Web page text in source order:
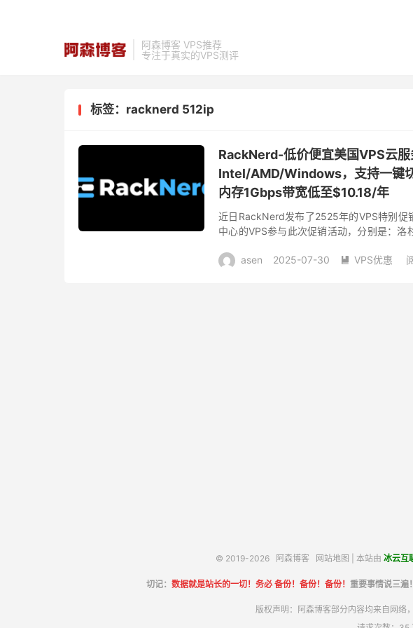
阿森博客 VPS推荐
专注于真实的VPS测评
标签：racknerd 512ip
RackNerd-低价便宜美国VPS云服
Intel/AMD/Windows，支持一键
内存1Gbps带宽低至$10.18/年
近日RackNerd发布了2525年的VPS特别
中心的VPS参与此次促销活动，分别是：洛
asen 2025-07-30  VPS优惠
© 2019-2026 阿森博客 网站地图 | 本站由 冰云互
切记： 数据就是站长的一切！务必 备份！备份！备份！ 重要事情说三遍
版权声明：阿森博客部分内容均来自网络